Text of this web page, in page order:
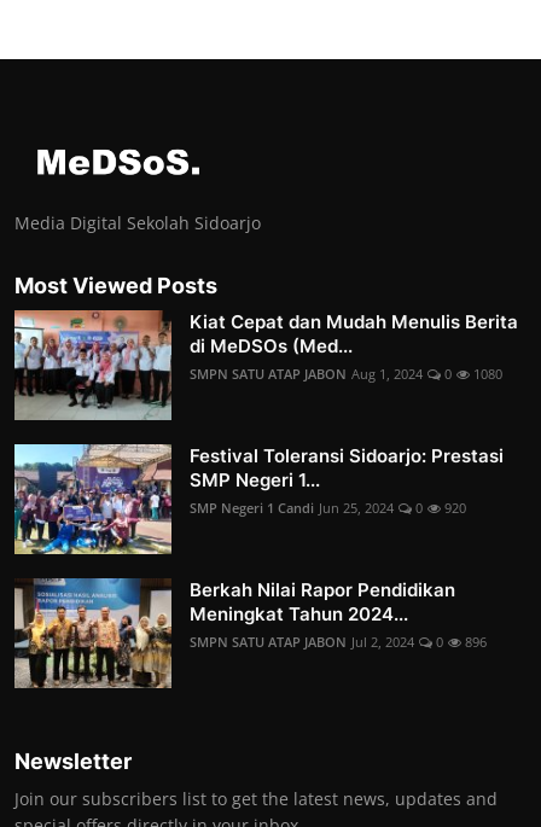
Media Digital Sekolah Sidoarjo
Most Viewed Posts
Kiat Cepat dan Mudah Menulis Berita
di MeDSOs (Med...
SMPN SATU ATAP JABON Aug 1, 2024 0 1080
Festival Toleransi Sidoarjo: Prestasi
SMP Negeri 1...
SMP Negeri 1 Candi Jun 25, 2024 0 920
Berkah Nilai Rapor Pendidikan
Meningkat Tahun 2024...
SMPN SATU ATAP JABON Jul 2, 2024 0 896
Newsletter
Join our subscribers list to get the latest news, updates and